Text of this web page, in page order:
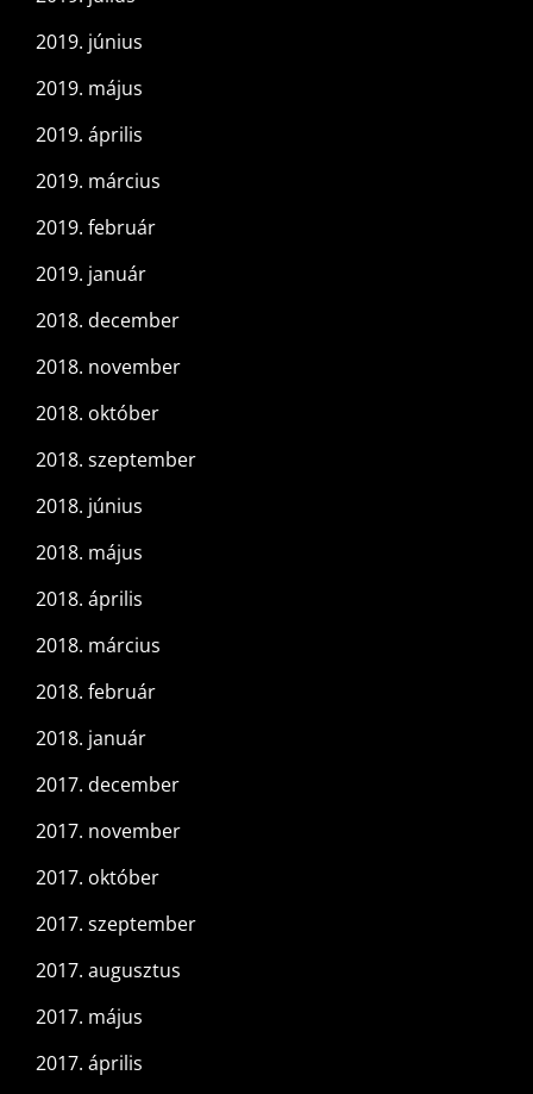
2019. június
2019. május
2019. április
2019. március
2019. február
2019. január
2018. december
2018. november
2018. október
2018. szeptember
2018. június
2018. május
2018. április
2018. március
2018. február
2018. január
2017. december
2017. november
2017. október
2017. szeptember
2017. augusztus
2017. május
2017. április